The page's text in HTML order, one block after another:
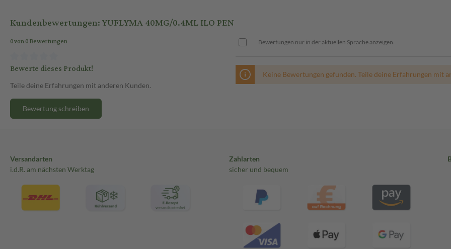
Kundenbewertungen: YUFLYMA 40MG/0.4ML ILO PEN
0 von 0 Bewertungen
Bewerte dieses Produkt!
Teile deine Erfahrungen mit anderen Kunden.
Bewertung schreiben
Bewertungen nur in der aktuellen Sprache anzeigen.
Keine Bewertungen gefunden. Teile deine Erfahrungen mit
Versandarten
i.d.R. am nächsten Werktag
Zahlarten
sicher und bequem